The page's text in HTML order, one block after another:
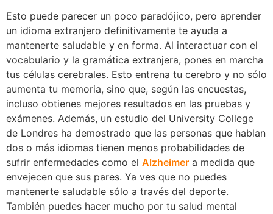
Esto puede parecer un poco paradójico, pero aprender
un idioma extranjero definitivamente te ayuda a
mantenerte saludable y en forma. Al interactuar con el
vocabulario y la gramática extranjera, pones en marcha
tus células cerebrales. Esto entrena tu cerebro y no sólo
aumenta tu memoria, sino que, según las encuestas,
incluso obtienes mejores resultados en las pruebas y
exámenes. Además, un estudio del University College
de Londres ha demostrado que las personas que hablan
dos o más idiomas tienen menos probabilidades de
sufrir enfermedades como el Alzheimer a medida que
envejecen que sus pares. Ya ves que no puedes
mantenerte saludable sólo a través del deporte.
También puedes hacer mucho por tu salud mental